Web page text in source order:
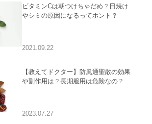
ビタミンCは朝つけちゃだめ？日焼け
やシミの原因になるってホント？
2021.09.22
【教えてドクター】防風通聖散の効果
や副作用は？長期服用は危険なの？
2023.07.27